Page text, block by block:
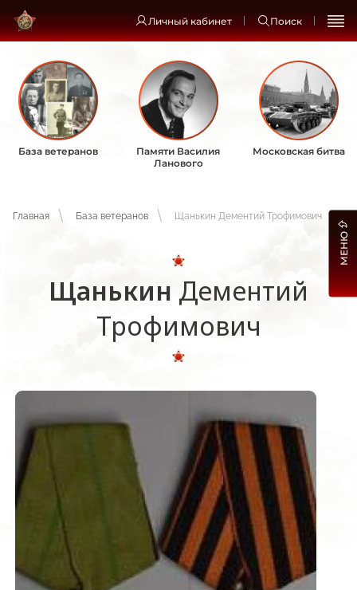
Личный кабинет Поиск
База ветеранов
Памяти Василия
Ланового
Московская битва
Главная База ветеранов Щанькин Дементий Трофимович
Щанькин Дементий
Трофимович
МЕНЮ